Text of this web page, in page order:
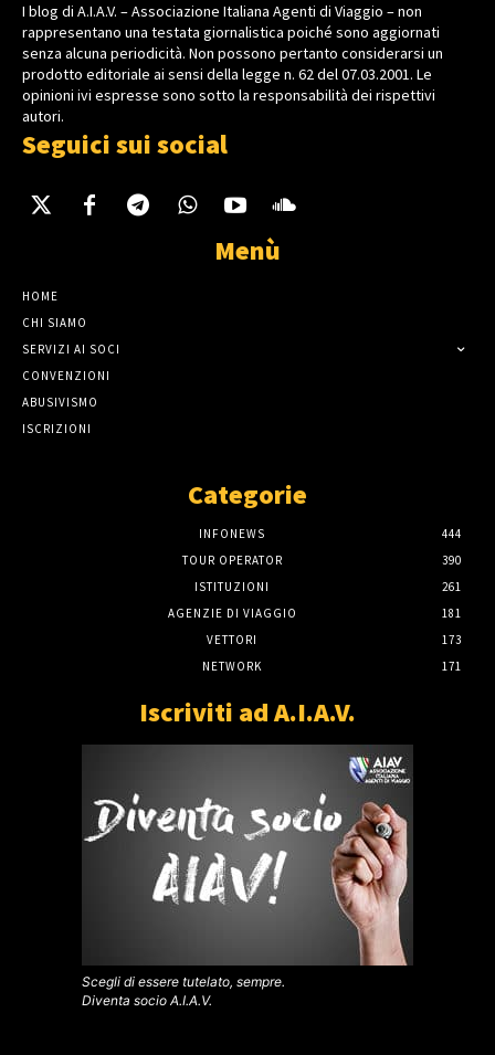
I blog di A.I.A.V. – Associazione Italiana Agenti di Viaggio – non
rappresentano una testata giornalistica poiché sono aggiornati
senza alcuna periodicità. Non possono pertanto considerarsi un
prodotto editoriale ai sensi della legge n. 62 del 07.03.2001. Le
opinioni ivi espresse sono sotto la responsabilità dei rispettivi
autori.
Seguici sui social
Menù
HOME
CHI SIAMO
SERVIZI AI SOCI
CONVENZIONI
ABUSIVISMO
ISCRIZIONI
Categorie
INFONEWS
444
TOUR OPERATOR
390
ISTITUZIONI
261
AGENZIE DI VIAGGIO
181
VETTORI
173
NETWORK
171
Iscriviti ad A.I.A.V.
Scegli di essere tutelato, sempre.
Diventa socio A.I.A.V.